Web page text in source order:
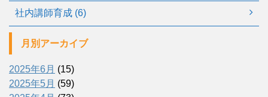
社内講師育成 (6)
月別アーカイブ
2025年6月 (15)
2025年5月 (59)